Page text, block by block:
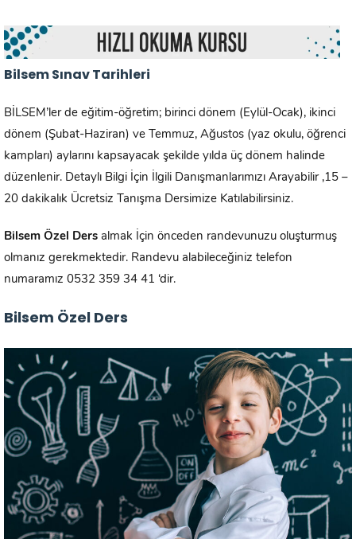
Bilsem Sınav Tarihleri
BİLSEM’ler de eğitim-öğretim; birinci dönem (Eylül-Ocak), ikinci
dönem (Şubat-Haziran) ve Temmuz, Ağustos (yaz okulu, öğrenci
kampları) aylarını kapsayacak şekilde yılda üç dönem halinde
düzenlenir. Detaylı Bilgi İçin İlgili Danışmanlarımızı Arayabilir ,15 –
20 dakikalık Ücretsiz Tanışma Dersimize Katılabilirsiniz.
Bilsem Özel Ders almak İçin önceden randevunuzu oluşturmuş
olmanız gerekmektedir. Randevu alabileceğiniz telefon
numaramız 0532 359 34 41 ‘dir.
Bilsem Özel Ders